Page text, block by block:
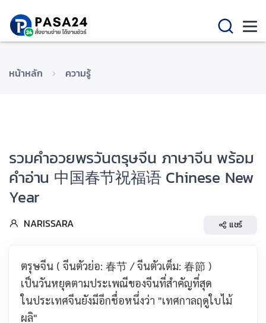
หน้าหลัก ความรู้
รวมคำอวยพรวันตรุษจีน ภาษาจีน พร้อม
คำอ่าน 中国春节祝福语 Chinese New
Year
NARISSARA แชร์
ตรุษจีน ( จีนตัวย่อ: 春节 /จีนตัวเต็ม: 春節 )
เป็นวันหยุดตามประเพณีของจีนที่สำคัญที่สุด
ในประเทศจีนยังมีอีกชื่อหนึ่งว่า "เทศกาลฤดูใบไม้
ผลิ"